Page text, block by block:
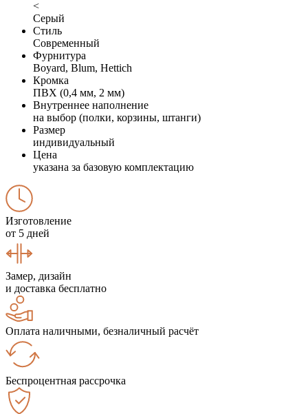
<
Серый
Стиль
Современный
Фурнитура
Boyard, Blum, Hettich
Кромка
ПВХ (0,4 мм, 2 мм)
Внутреннее наполнение
на выбор (полки, корзины, штанги)
Размер
индивидуальный
Цена
указана за базовую комплектацию
Изготовление
от 5 дней
Замер, дизайн
и доставка бесплатно
Оплата наличными, безналичный расчёт
Беспроцентная рассрочка